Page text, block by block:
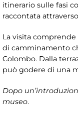
itinerario sulle fasi
raccontata
La visita
di camminamento
Colombo. Dalla
può godere di una
Dopo
museo.